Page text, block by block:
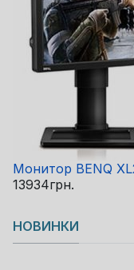
Монитор BENQ
13934грн.
НОВИНКИ